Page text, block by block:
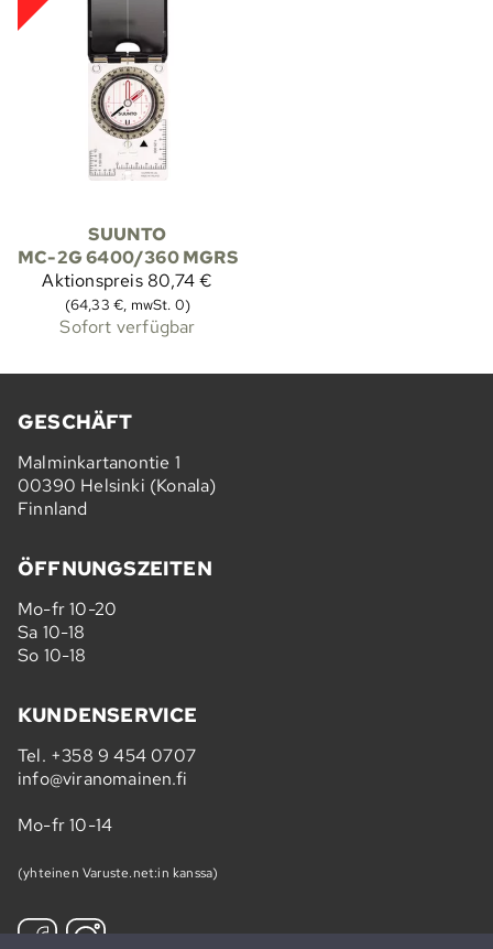
SUUNTO
MC-2G 6400/360 MGRS
Aktionspreis80,74 €
(64,33 €, mwSt. 0)
Sofort verfügbar
GESCHÄFT
Malminkartanontie 1
00390 Helsinki (Konala)
Finnland
ÖFFNUNGSZEITEN
Mo-fr 10-20
Sa 10-18
So 10-18
KUNDENSERVICE
Tel. +358 9 454 0707
info@viranomainen.fi
Mo-fr 10-14
(yhteinen Varuste.net:in kanssa)